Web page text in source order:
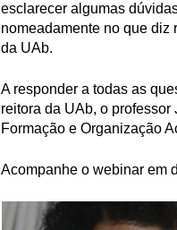
esclarecer algumas
nomeadamente no que
da UAb.
A responder a todas as
reitora da UAb, o
Formação e Organização
Acompanhe o webinar em